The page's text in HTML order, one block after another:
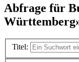
Abfrage für
Titel: